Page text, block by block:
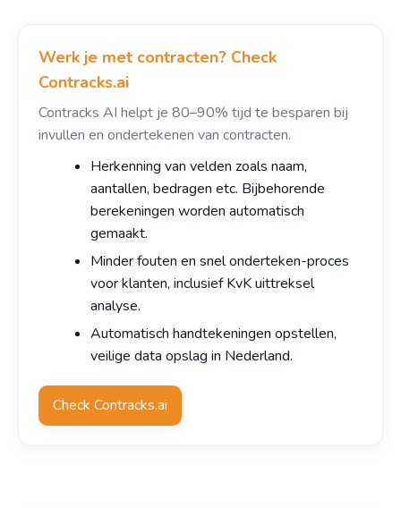
Werk je met contracten? Check
Contracks.ai
Contracks AI helpt je 80–90% tijd te besparen bij
invullen en ondertekenen van contracten.
Herkenning van velden zoals naam,
aantallen, bedragen etc. Bijbehorende
berekeningen worden automatisch
gemaakt.
Minder fouten en snel onderteken-proces
voor klanten, inclusief KvK uittreksel
analyse.
Automatisch handtekeningen opstellen,
veilige data opslag in Nederland.
Check Contracks.ai